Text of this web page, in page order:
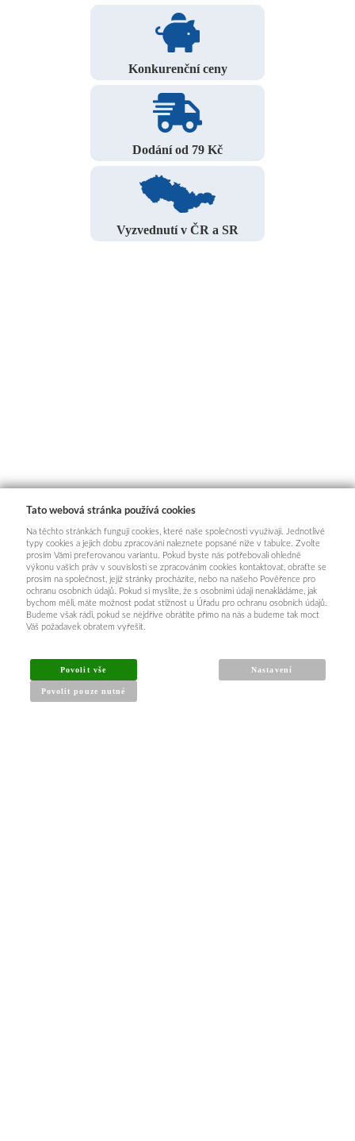
Konkurenční ceny
Dodání od 79 Kč
Vyzvednutí v ČR a SR
Tato webová stránka používá cookies
Na těchto stránkách fungují cookies, které naše společnosti využívají. Jednotlivé
typy cookies a jejich dobu zpracování naleznete popsané níže v tabulce. Zvolte
prosím Vámi preferovanou variantu. Pokud byste nás potřebovali ohledně
výkonu vašich práv v souvislosti se zpracováním cookies kontaktovat, obraťte se
prosím na společnost, jejíž stránky procházíte, nebo na našeho Pověřence pro
ochranu osobních údajů. Pokud si myslíte, že s osobními údaji nenakládáme, jak
bychom měli, máte možnost podat stížnost u Úřadu pro ochranu osobních údajů.
Budeme však rádi, pokud se nejdříve obrátíte přímo na nás a budeme tak moct
Váš požadavek obratem vyřešit.
Povolit vše
Povolit pouze nutné
Nastavení